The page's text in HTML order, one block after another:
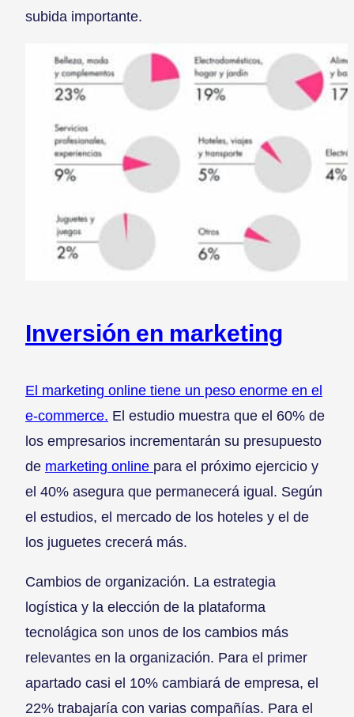
subida importante.
Inversión en marketing
El marketing online tiene un peso enorme en el
e-commerce. El estudio muestra que el 60% de
los empresarios incrementarán su presupuesto
de marketing online para el próximo ejercicio y
el 40% asegura que permanecerá igual. Según
el estudios, el mercado de los hoteles y el de
los juguetes crecerá más.
Cambios de organización. La estrategia
logística y la elección de la plataforma
tecnolágica son unos de los cambios más
relevantes en la organización. Para el primer
apartado casi el 10% cambiará de empresa, el
22% trabajaría con varias compañías. Para el